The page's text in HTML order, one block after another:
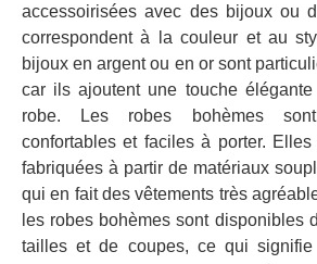
accessoirisées avec des bijoux ou
correspondent à la couleur et au
bijoux en argent ou en or sont
car ils ajoutent une touche élégante
robe. Les robes bohèmes
confortables et faciles à porter.
fabriquées à partir de matériaux
qui en fait des vêtements très
les robes bohèmes sont disponibles
tailles et de coupes, ce qui